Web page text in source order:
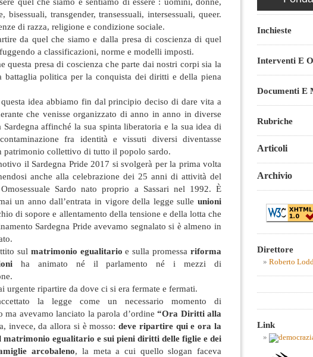
bisessuali, transgender, transessuali, intersessuali, queer.
di razza, religione e condizione sociale.
da quel che siamo e dalla presa di coscienza di quel
a classificazioni, norme e modelli imposti.
questa presa di coscienza che parte dai nostri corpi sia la
battaglia politica per la conquista dei diritti e della piena
questa idea abbiamo fin dal principio deciso di dare vita a
che venisse organizzato di anno in anno in diverse
Sardegna affinché la sua spinta liberatoria e la sua idea di
fra identità e vissuti diversi diventasse
patrimonio collettivo di tutto il popolo sardo.
il Sardegna Pride 2017 si svolgerà per la prima volta
anche alla celebrazione dei 25 anni di attività del
Sardo nato proprio a Sassari nel 1992. È
un anno dall’entrata in vigore della legge sulle unioni
di sopore e allentamento della tensione e della lotta che
Sardegna Pride avevamo segnalato si è almeno in
sul matrimonio egualitario e sulla promessa riforma
ha animato né il parlamento né i mezzi di
urgente ripartire da dove ci si era fermate e fermati.
la legge come un necessario momento di
ma avevamo lanciato la parola d’ordine“Ora Diritti alla
invece, da allora si è mosso:deve ripartire qui e ora la
matrimonio egualitario e sui pieni diritti delle figlie e dei
arcobaleno, la meta a cui quello slogan faceva
Inchieste
Interventi E
Documenti E
Rubriche
Articoli
Archivio
Direttore
Roberto
Link